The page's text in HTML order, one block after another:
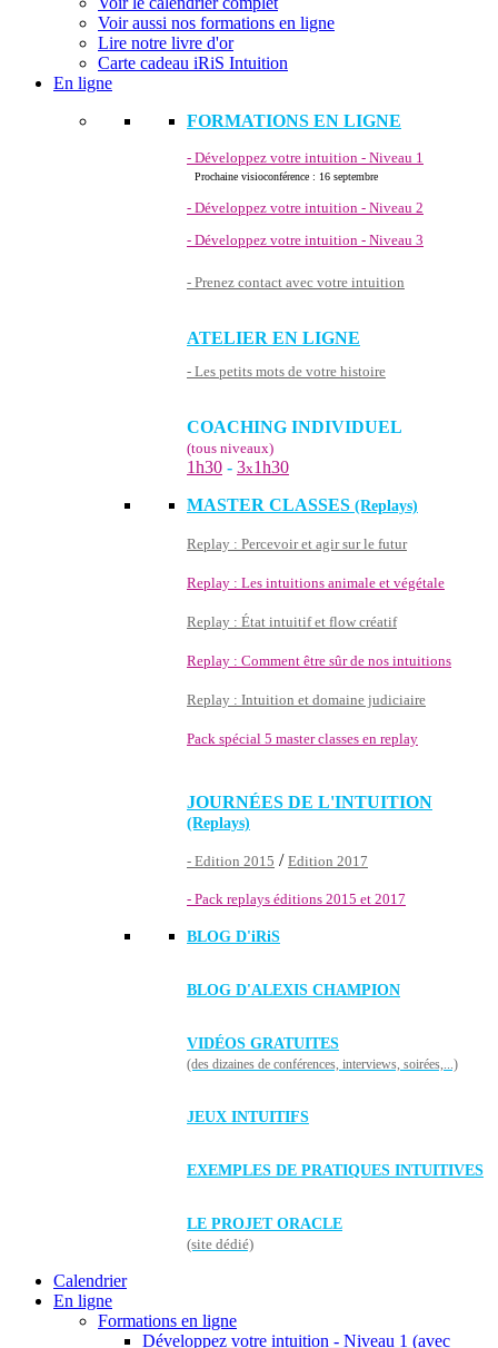
Voir aussi nos formations en ligne
Lire notre livre d'or
Carte cadeau iRiS Intuition
En ligne
FORMATIONS EN LIGNE
- Développez votre intuition - Niveau 1
Prochaine visioconférence : 16 septembre
- Développez votre intuition - Niveau 2
- Développez votre intuition - Niveau 3
- Prenez contact avec votre intuition
ATELIER EN LIGNE
- Les petits mots de votre histoire
COACHING INDIVIDUEL
(tous niveaux)
1h30 - 3x1h30
MASTER CLASSES (Replays)
Replay : Percevoir et agir sur le futur
Replay : Les intuitions animale et végétale
Replay : État intuitif et flow créatif
Replay : Comment être sûr de nos intuitions
Replay : Intuition et domaine judiciaire
Pack spécial 5 master classes en replay
JOURNÉES DE L'INTUITION
(Replays)
- Edition 2015 / Edition 2017
- Pack replays éditions 2015 et 2017
BLOG D'iRiS
BLOG D'ALEXIS CHAMPION
VIDÉOS GRATUITES
(des dizaines de conférences, interviews, soirées,...)
JEUX INTUITIFS
EXEMPLES DE PRATIQUES INTUITIVES
LE PROJET ORACLE
(site dédié)
Calendrier
En ligne
Formations en ligne
Développez votre intuition - Niveau 1 (avec